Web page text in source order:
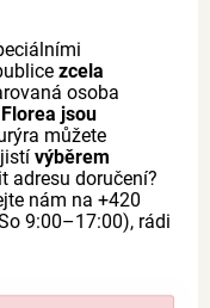
zcela
osoba
jsou
můžete
výběrem
adresu doručení?
nám na +420
9:00–17:00), rádi